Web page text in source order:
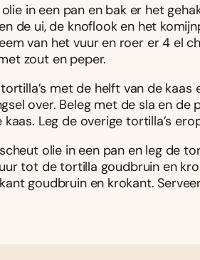
in een pan en bak er het
de ui, de knoflook en het
van het vuur en roer er 4 el
zout en peper.
met de helft van de kaas
over. Beleg met de sla en
Leg de overige tortilla’s
olie in een pan en leg de
tot de tortilla goudbruin en
goudbruin en krokant.